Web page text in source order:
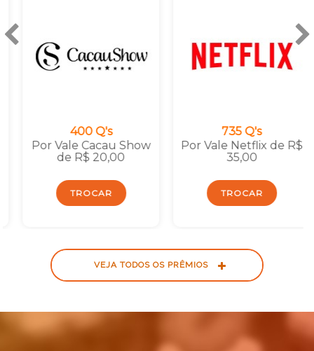
400 Q's
Por Vale Cacau Show
de R$ 20,00
TROCAR
735 Q's
Por Vale Netflix de R$
35,00
TROCAR
VEJA TODOS OS PRÊMIOS